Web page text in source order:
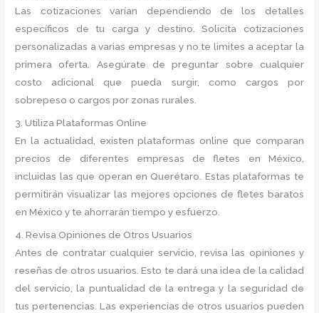
Las cotizaciones varían dependiendo de los detalles
específicos de tu carga y destino. Solicita cotizaciones
personalizadas a varias empresas y no te limites a aceptar la
primera oferta. Asegúrate de preguntar sobre cualquier
costo adicional que pueda surgir, como cargos por
sobrepeso o cargos por zonas rurales.
3. Utiliza Plataformas Online
En la actualidad, existen plataformas online que comparan
precios de diferentes empresas de fletes en México,
incluidas las que operan en Querétaro. Estas plataformas te
permitirán visualizar las mejores opciones de fletes baratos
en México y te ahorrarán tiempo y esfuerzo.
4. Revisa Opiniones de Otros Usuarios
Antes de contratar cualquier servicio, revisa las opiniones y
reseñas de otros usuarios. Esto te dará una idea de la calidad
del servicio, la puntualidad de la entrega y la seguridad de
tus pertenencias. Las experiencias de otros usuarios pueden